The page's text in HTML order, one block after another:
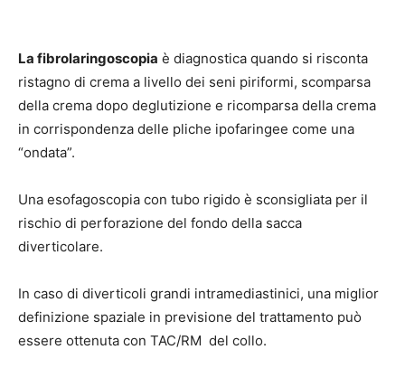
La fibrolaringoscopia è diagnostica quando si risconta
ristagno di crema a livello dei seni piriformi, scomparsa
della crema dopo deglutizione e ricomparsa della crema
in corrispondenza delle pliche ipofaringee come una
“ondata”.
Una esofagoscopia con tubo rigido è sconsigliata per il
rischio di perforazione del fondo della sacca
diverticolare.
In caso di diverticoli grandi intramediastinici, una miglior
definizione spaziale in previsione del trattamento può
essere ottenuta con TAC/RM del collo.